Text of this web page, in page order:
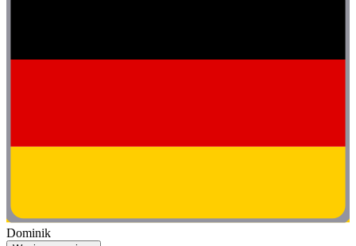
Dominik